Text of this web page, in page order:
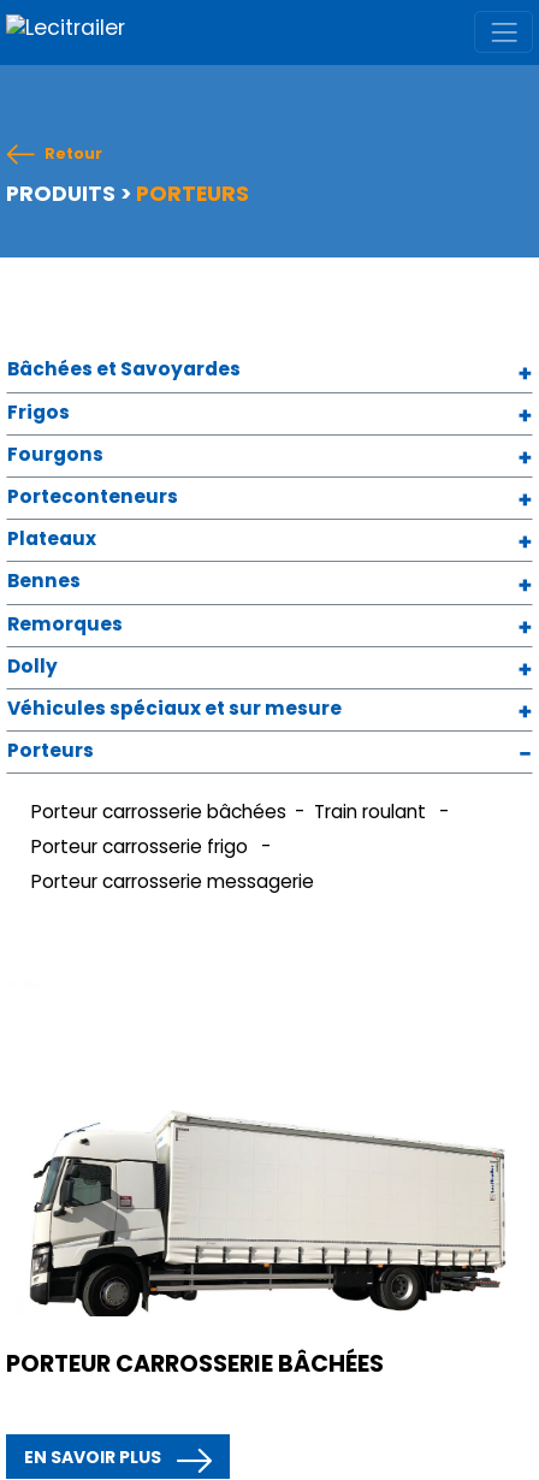
Retour
PRODUITS > PORTEURS
Bâchées et Savoyardes
Frigos
Fourgons
Porteconteneurs
Plateaux
Bennes
Remorques
Dolly
Véhicules spéciaux et sur mesure
Porteurs
Porteur carrosserie bâchées
Train roulant
Porteur carrosserie frigo
Porteur carrosserie messagerie
PORTEUR CARROSSERIE BÂCHÉES
EN SAVOIR PLUS